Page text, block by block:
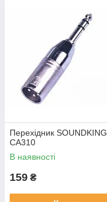
Перехідник SOUNDKING
CA310
В наявності
159 ₴